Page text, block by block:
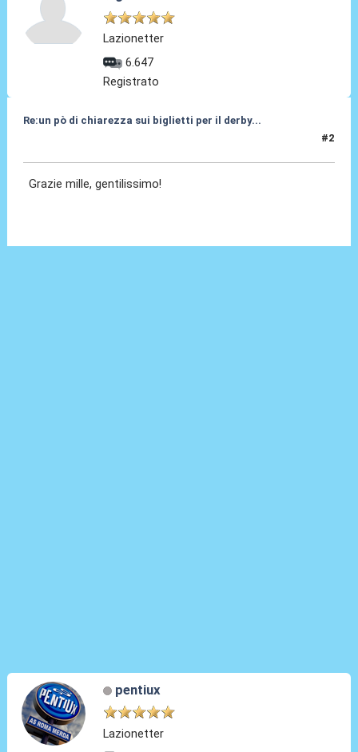
Lazionetter
6.647
Registrato
Re:un pò di chiarezza sui biglietti per il derby...
#2
Grazie mille, gentilissimo!
pentiux
Lazionetter